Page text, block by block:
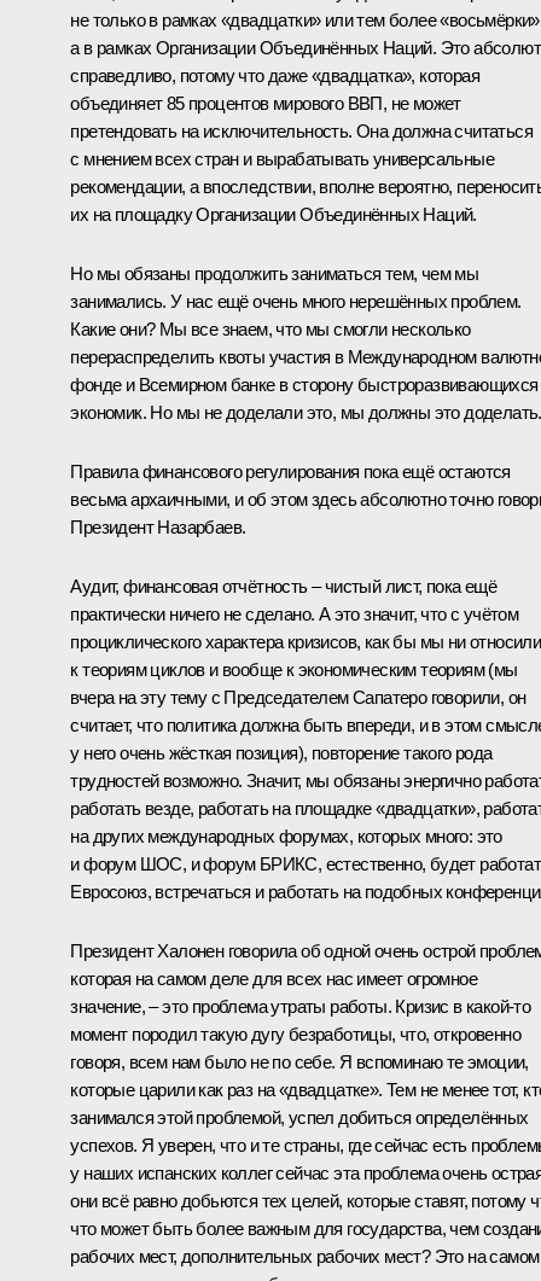
не только в рамках «двадцатки» или тем более
а в рамках Организации Объединённых Наций. Это
справедливо, потому что даже «двадцатка», которая
объединяет 85 процентов мирового ВВП, не может
претендовать на исключительность. Она должна считаться
с мнением всех стран и вырабатывать универсальные
рекомендации, а впоследствии, вполне вероятно,
их на площадку Организации Объединённых Наций.
Но мы обязаны продолжить заниматься тем, чем мы
занимались. У нас ещё очень много нерешённых проблем.
Какие они? Мы все знаем, что мы смогли несколько
перераспределить квоты участия в Международном
фонде и Всемирном банке в сторону быстроразвивающихся
экономик. Но мы не доделали это, мы должны это доделать.
Правила финансового регулирования пока ещё остаются
весьма архаичными, и об этом здесь абсолютно точно
Президент Назарбаев.
Аудит, финансовая отчётность – чистый лист, пока ещё
практически ничего не сделано. А это значит, что с учётом
проциклического характера кризисов, как бы мы ни
к теориям циклов и вообще к экономическим теориям (мы
вчера на эту тему с Председателем Сапатеро говорили, он
считает, что политика должна быть впереди, и в этом
у него очень жёсткая позиция), повторение такого рода
трудностей возможно. Значит, мы обязаны энергично
работать везде, работать на площадке «двадцатки»,
на других международных форумах, которых много: это
и форум ШОС, и форум БРИКС, естественно, будет
Евросоюз, встречаться и работать на подобных
Президент Халонен говорила об одной очень острой
которая на самом деле для всех нас имеет огромное
значение, – это проблема утраты работы. Кризис в какой‑то
момент породил такую дугу безработицы, что, откровенно
говоря, всем нам было не по себе. Я вспоминаю те эмоции,
которые царили как раз на «двадцатке». Тем не менее тот,
занимался этой проблемой, успел добиться определённых
успехов. Я уверен, что и те страны, где сейчас есть
у наших испанских коллег сейчас эта проблема очень
они всё равно добьются тех целей, которые ставят, потому
что может быть более важным для государства, чем
рабочих мест, дополнительных рабочих мест? Это на самом